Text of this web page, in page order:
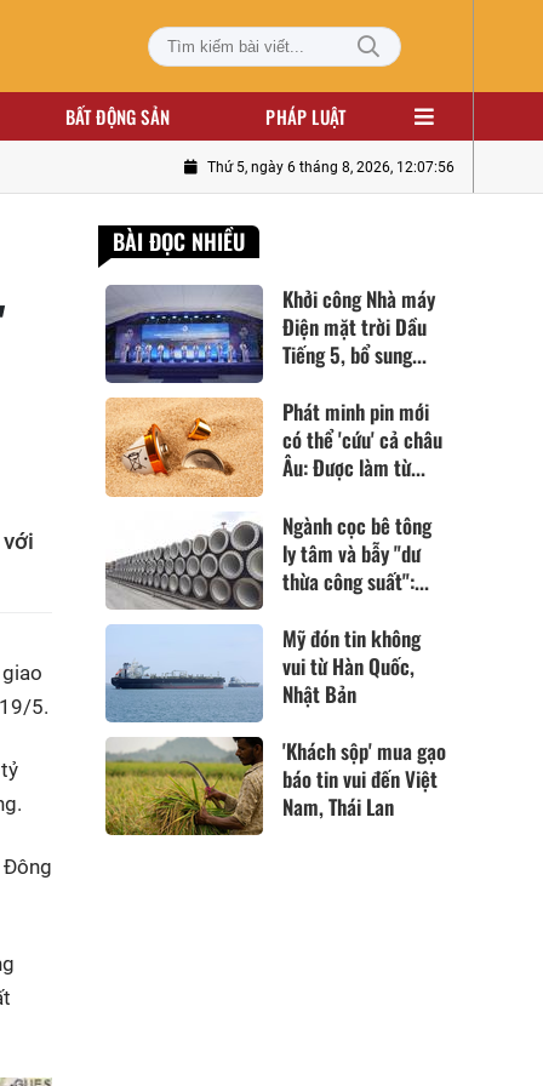
BẤT ĐỘNG SẢN PHÁP LUẬT
Thứ 5, ngày 6 tháng 8, 2026, 12:07:58
5.
Đông
BÀI ĐỌC NHIỀU
Khởi công Nhà máy
Điện mặt trời Dầu
Tiếng 5, bổ sung...
Phát minh pin mới
có thể 'cứu' cả châu
Âu: Được làm từ...
Ngành cọc bê tông
ly tâm và bẫy "dư
thừa công suất":...
Mỹ đón tin không
vui từ Hàn Quốc,
Nhật Bản
'Khách sộp' mua gạo
báo tin vui đến Việt
Nam, Thái Lan